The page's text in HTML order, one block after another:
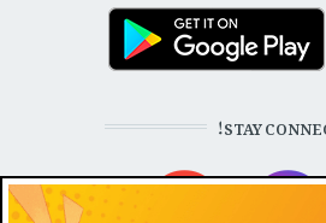
STAY